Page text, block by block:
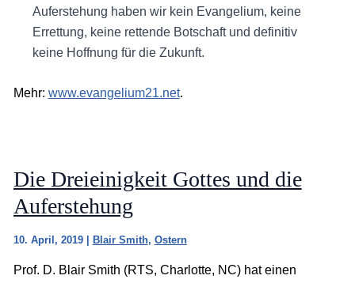
Auferstehung haben wir kein Evangelium, keine
Errettung, keine rettende Botschaft und definitiv
keine Hoffnung für die Zukunft.
Mehr: www.evangelium21.net.
Die Dreieinigkeit Gottes und die
Auferstehung
10. April, 2019 Blair Smith, Ostern
Prof. D. Blair Smith (RTS, Charlotte, NC) hat einen